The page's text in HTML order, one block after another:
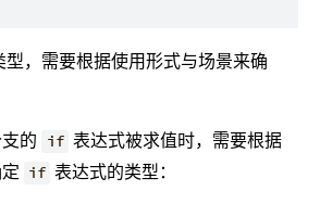
，需要根据使用形式与场景来确
的 if 表达式被求值时，需要根据
if 表达式的类型：